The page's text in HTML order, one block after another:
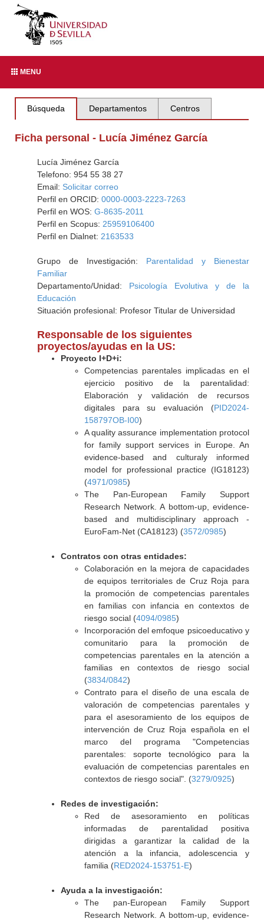
MENU
Búsqueda Departamentos Centros
Ficha personal - Lucía Jiménez García
Lucía Jiménez García
Telefono: 954 55 38 27
Email: Solicitar correo
Perfil en ORCID: 0000-0003-2223-7263
Perfil en WOS: G-8635-2011
Perfil en Scopus: 25959106400
Perfil en Dialnet: 2163533
Grupo de Investigación: Parentalidad y Bienestar
Familiar
Departamento/Unidad: Psicología Evolutiva y de la
Educación
Situación profesional: Profesor Titular de Universidad
Responsable de los siguientes
proyectos/ayudas en la US:
Proyecto I+D+i:
Competencias parentales implicadas en el
ejercicio positivo de la parentalidad:
Elaboración y validación de recursos
digitales para su evaluación (PID2024-
158797OB-I00)
A quality assurance implementation protocol
for family support services in Europe. An
evidence-based and culturaly informed
model for professional practice (IG18123)
(4971/0985)
The Pan-European Family Support
Research Network. A bottom-up, evidence-
based and multidisciplinary approach -
EuroFam-Net (CA18123) (3572/0985)
Contratos con otras entidades:
Colaboración en la mejora de capacidades
de equipos territoriales de Cruz Roja para
la promoción de competencias parentales
en familias con infancia en contextos de
riesgo social (4094/0985)
Incorporación del emfoque psicoeducativo y
comunitario para la promoción de
competencias parentales en la atención a
familias en contextos de riesgo social
(3834/0842)
Contrato para el diseño de una escala de
valoración de competencias parentales y
para el asesoramiento de los equipos de
intervención de Cruz Roja española en el
marco del programa "Competencias
parentales: soporte tecnológico para la
evaluación de competencias parentales en
contextos de riesgo social". (3279/0925)
Redes de investigación:
Red de asesoramiento en políticas
informadas de parentalidad positiva
dirigidas a garantizar la calidad de la
atención a la infancia, adolescencia y
familia (RED2024-153751-E)
Ayuda a la investigación:
The pan-European Family Support
Research Network. A bottom-up, evidence-